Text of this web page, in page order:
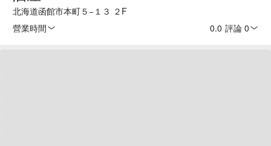
北海道函館市本町５−１３ ２F
營業時間
0.0 評論 0